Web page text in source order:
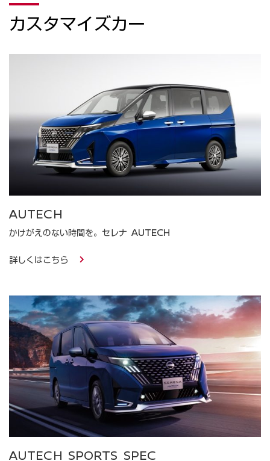
カスタマイズカー
AUTECH
かけがえのない時間を。セレナ AUTECH
詳しくはこちら
AUTECH SPORTS SPEC